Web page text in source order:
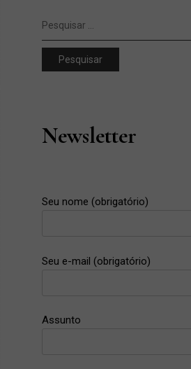
Pesquisar
Newsletter
Seu nome (obrigatório)
Seu e-mail (obrigatório)
Assunto